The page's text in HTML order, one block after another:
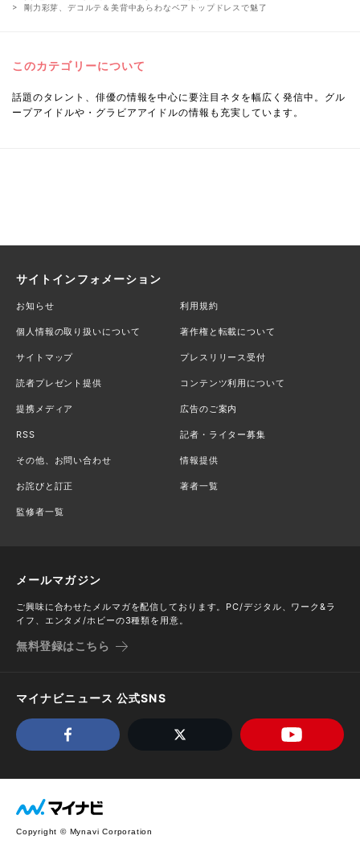
剛力彩芽、デコルテ＆美背中あらわなベアトップドレスで魅了
このカテゴリーについて
話題のタレント、俳優の情報を中心に要注目ネタを幅広く発信中。グル
ープアイドルや・グラビアアイドルの情報も充実しています。
サイトインフォメーション
お知らせ 利用規約
個人情報の取り扱いについて 著作権と転載について
サイトマップ プレスリリース受付
読者プレゼント提供 コンテンツ利用について
提携メディア 広告のご案内
RSS 記者・ライター募集
その他、お問い合わせ 情報提供
お詫びと訂正 著者一覧
監修者一覧
メールマガジン
ご興味に合わせたメルマガを配信しております。PC/デジタル、ワーク&ラ
イフ、エンタメ/ホビーの3種類を用意。
無料登録はこちら
マイナビニュース 公式SNS
Copyright © Mynavi Corporation